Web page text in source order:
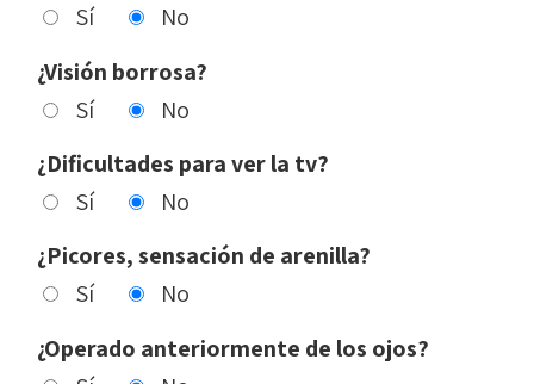
Sí
No
¿Visión borrosa?
Sí
No
¿Dificultades para ver la tv?
Sí
No
¿Picores, sensación de arenilla?
Sí
No
¿Operado anteriormente de los ojos?